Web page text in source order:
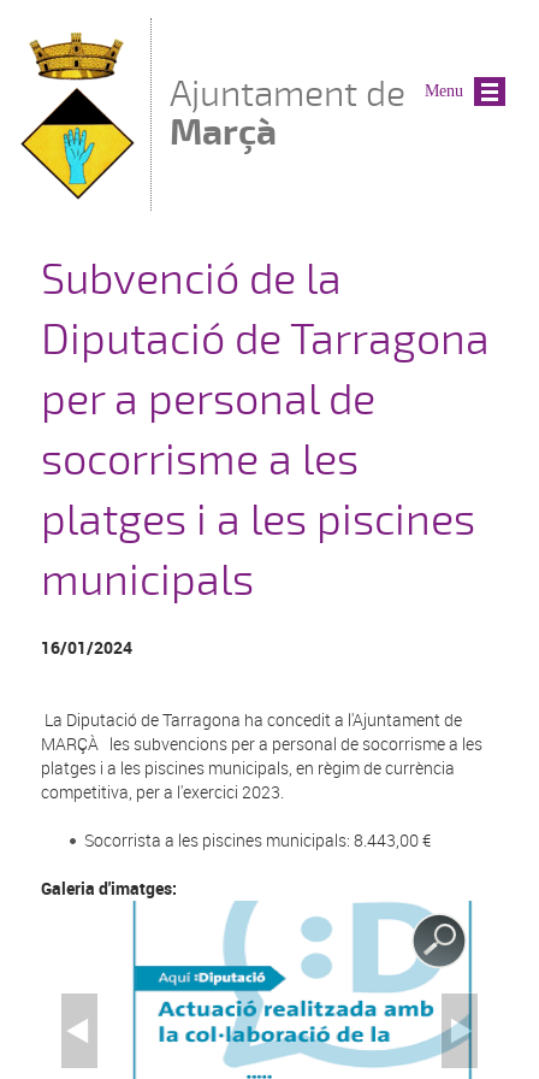
Ajuntament de
Marçà
Subvenció de la
Diputació de Tarragona
per a personal de
socorrisme a les
platges i a les piscines
municipals
16/01/2024
La Diputació de Tarragona ha concedit a l'Ajuntament de
MARÇÀ les subvencions per a personal de socorrisme a les
platges i a les piscines municipals, en règim de currència
competitiva, per a l'exercici 2023.
Socorrista a les piscines municipals: 8.443,00 €
Galeria d'imatges:
Menu